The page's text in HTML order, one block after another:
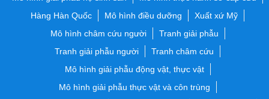
Hàng Hàn Quốc
Mô hình điều dưỡng
Xuất xứ Mỹ
Mô hình châm cứu người
Tranh giải phẫu
Tranh giải phẫu người
Tranh châm cứu
Mô hình giải phẫu động vật, thực vật
Mô hình giải phẫu thực vật và côn trùng